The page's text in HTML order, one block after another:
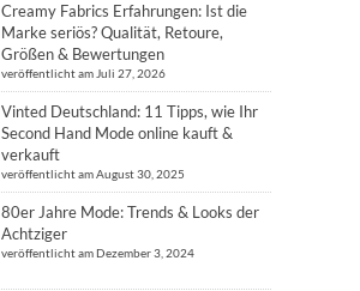
Creamy Fabrics Erfahrungen: Ist die
Marke seriös? Qualität, Retoure,
Größen & Bewertungen
veröffentlicht am Juli 27, 2026
Vinted Deutschland: 11 Tipps, wie Ihr
Second Hand Mode online kauft &
verkauft
veröffentlicht am August 30, 2025
80er Jahre Mode: Trends & Looks der
Achtziger
veröffentlicht am Dezember 3, 2024